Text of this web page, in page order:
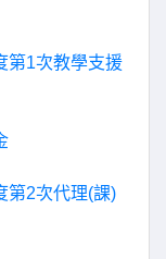
第1次教學支援
第2次代理(課)